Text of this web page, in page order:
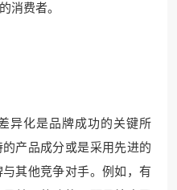
消费者。
异化是品牌成功的关键所
产品成分或是采用先进的
其他竞争对手。例如，有